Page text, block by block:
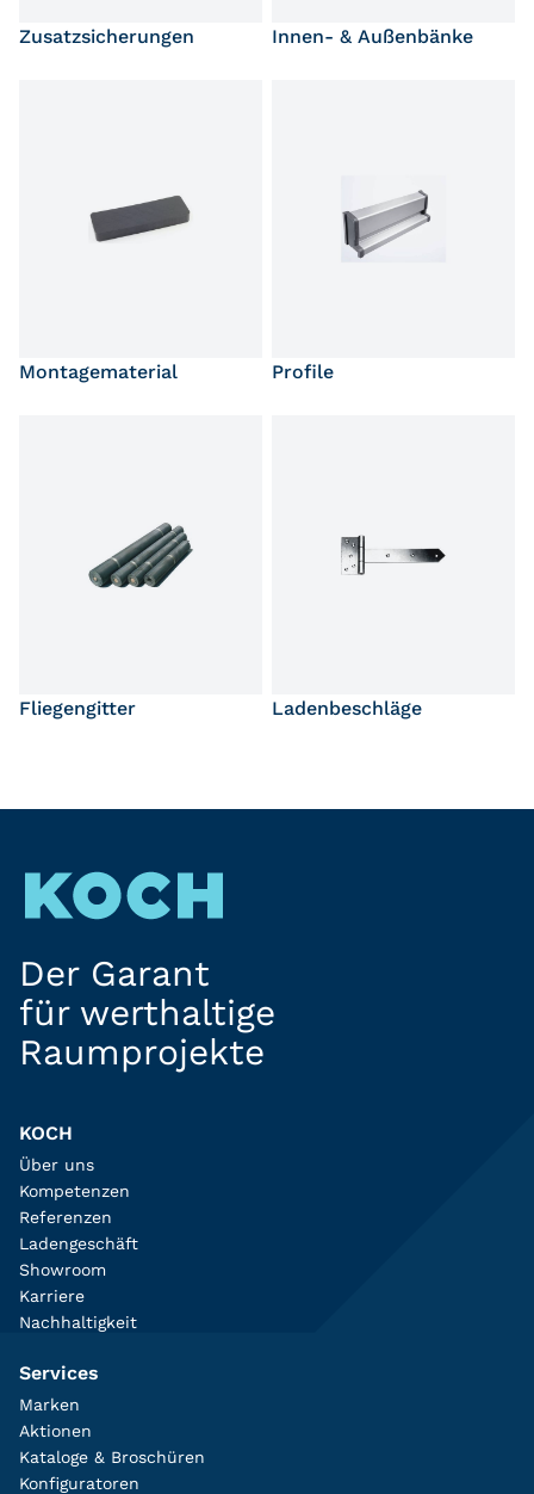
Zusatzsicherungen Innen- & Außenbänke
Montagematerial Profile
Fliegengitter Ladenbeschläge
Der Garant
für werthaltige
Raumprojekte
KOCH
Über uns
Kompetenzen
Referenzen
Ladengeschäft
Showroom
Karriere
Nachhaltigkeit
Services
Marken
Aktionen
Kataloge & Broschüren
Konfiguratoren